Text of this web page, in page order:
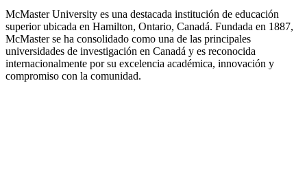
McMaster University es una destacada institución de educación
superior ubicada en Hamilton, Ontario, Canadá. Fundada en 1887,
McMaster se ha consolidado como una de las principales
universidades de investigación en Canadá y es reconocida
internacionalmente por su excelencia académica, innovación y
compromiso con la comunidad.